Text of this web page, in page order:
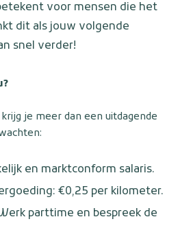
voor mensen die het
dit als jouw volgende
snel verder!
je meer dan een uitdagende
en marktconform salaris.
€0,25 per kilometer.
parttime en bespreek de